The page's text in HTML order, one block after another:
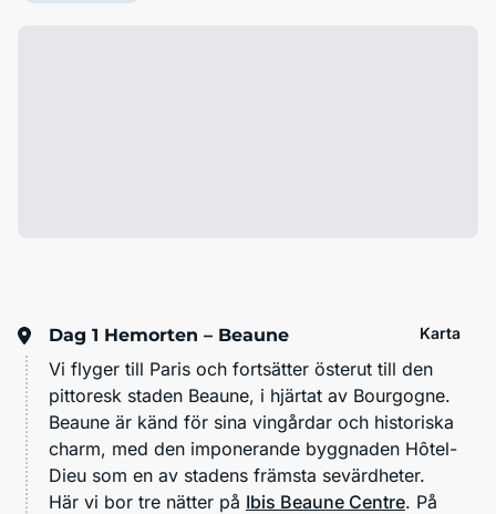
Dag 1 Hemorten – Beaune Karta
Vi flyger till Paris och fortsätter österut till den
pittoresk staden Beaune, i hjärtat av Bourgogne.
Beaune är känd för sina vingårdar och historiska
charm, med den imponerande byggnaden Hôtel-
Dieu som en av stadens främsta sevärdheter.
Här vi bor tre nätter på Ibis Beaune Centre. På